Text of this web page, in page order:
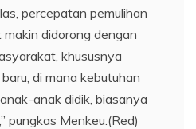
percepatan pemulihan
didorong dengan
khususnya
di mana kebutuhan
anak didik, biasanya
pungkas Menkeu.(Red)